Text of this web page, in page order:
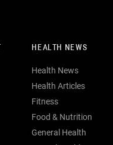
HEALTH NEWS
Health News
Health Articles
Fitness
Food & Nutrition
General Health